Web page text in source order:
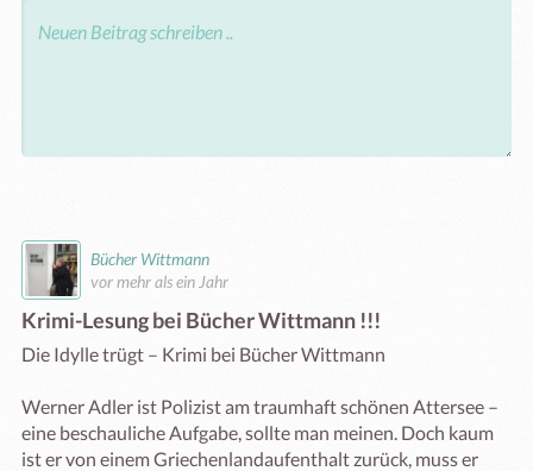
Bücher Wittmann
vor mehr als ein Jahr
Krimi-Lesung bei Bücher Wittmann !!!
Die Idylle trügt – Krimi bei Bücher Wittmann
Werner Adler ist Polizist am traumhaft schönen Attersee –
eine beschauliche Aufgabe, sollte man meinen. Doch kaum
ist er von einem Griechenlandaufenthalt zurück, muss er